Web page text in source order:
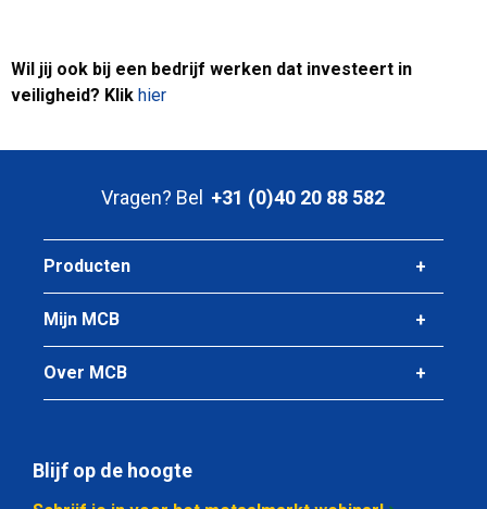
Wil jij ook bij een bedrijf werken dat investeert in
veiligheid? Klik hier
Vragen? Bel +31 (0)40 20 88 582
Producten
Mijn MCB
Over MCB
Blijf op de hoogte